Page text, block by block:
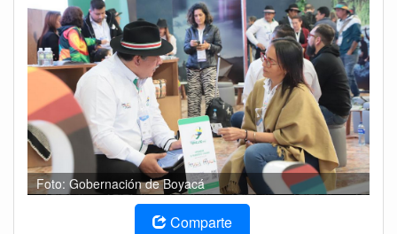
Foto: Gobernación de Boyacá
Comparte